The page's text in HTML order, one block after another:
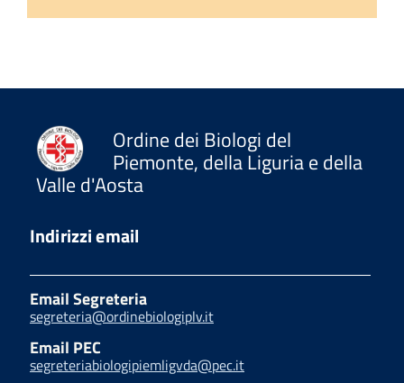
Ordine dei Biologi del
Piemonte, della Liguria e della
Valle d'Aosta
Indirizzi email
Email Segreteria
segreteria@ordinebiologiplv.it
Email PEC
segreteriabiologipiemligvda@pec.it